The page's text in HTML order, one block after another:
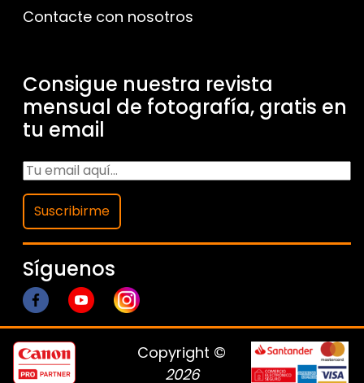
Contacte con nosotros
Consigue nuestra revista
mensual de fotografía, gratis en
tu email
Suscribirme
Síguenos
Copyright ©
2026